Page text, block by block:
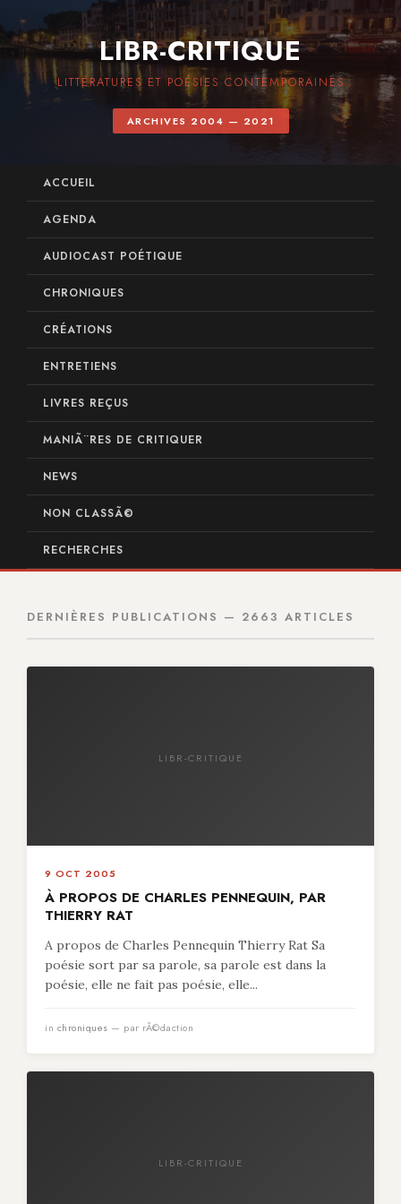
LIBR-CRITIQUE
LITTÉRATURES ET POÉSIES CONTEMPORAINES
ARCHIVES 2004 — 2021
ACCUEIL
AGENDA
AUDIOCAST POÉTIQUE
CHRONIQUES
CRÉATIONS
ENTRETIENS
LIVRES REÇUS
MANIÃ¨RES DE CRITIQUER
NEWS
NON CLASSÃ©
RECHERCHES
DERNIÈRES PUBLICATIONS — 2663 ARTICLES
LIBR-CRITIQUE
9 OCT 2005
À PROPOS DE CHARLES PENNEQUIN, PAR
THIERRY RAT
A propos de Charles Pennequin Thierry Rat Sa
poésie sort par sa parole, sa parole est dans la
poésie, elle ne fait pas poésie, elle...
in chroniques — par rÃ©daction
LIBR-CRITIQUE